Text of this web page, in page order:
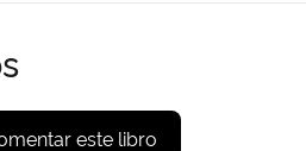
este libro